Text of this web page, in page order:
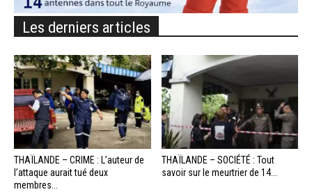
Les derniers articles
THAÏLANDE – CRIME : L’auteur de
l’attaque aurait tué deux
membres...
THAÏLANDE – SOCIÉTÉ : Tout
savoir sur le meurtrier de 14...